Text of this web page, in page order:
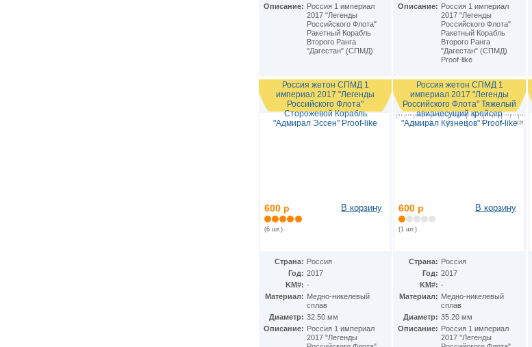
Описание: Россия 1 империал
2017 "Легенды
Российского Флота"
Ракетный Корабль
Второго Ранга
"Дагестан" (СПМД)
Описание: Россия 1 империал
2017 "Легенды
Российского Флота"
Ракетный Корабль
Второго Ранга
"Дагестан" (СПМД)
Proof-like
Россия жетон СПМД 1
империал 2017 "Легенды
Российского Флота"
Сторожевой Корабль
"Адмирал Эссен" Proof-like
600 р
(6 шт.)
В корзину
Страна: Россия
Год: 2017
KM#: -
Материал: Медно-никелевый
сплав
Диаметр: 32.50 мм
Описание: Россия 1 империал
2017 "Легенды
Россия жетон СПМД 1
империал 2017 "Легенды
Российского Флота" Тяжелый
авианесущий крейсер
"Адмирал Кузнецов" Proof-like
600 р
(1 шт.)
В корзину
Страна: Россия
Год: 2017
KM#: -
Материал: Медно-никелевый
сплав
Диаметр: 35.20 мм
Описание: Россия 1 империал
2017 "Легенды